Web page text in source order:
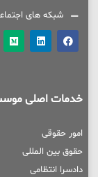
شبکه های
خدمات اصلی
امور حقوقی
حقوق بین المللی
دادسرا انتظامی